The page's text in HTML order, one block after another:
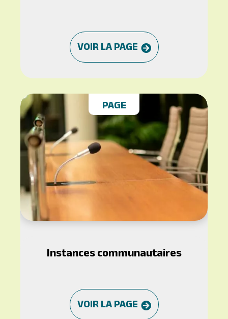
VOIR LA PAGE
Instances communautaires
VOIR LA PAGE
PAGE